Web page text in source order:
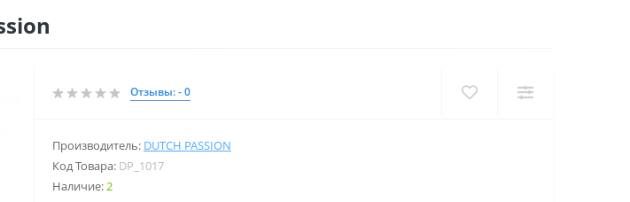
Отзывы: - 0
Производитель: DUTCH PASSION
Код Товара: DP_1017
Наличие:2